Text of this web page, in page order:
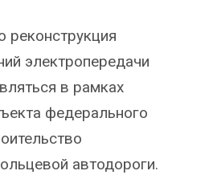
реконструкция
электропередачи
в рамках
федерального
автодороги.